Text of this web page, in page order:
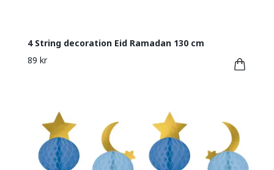
4 String decoration Eid Ramadan 130 cm
89 kr